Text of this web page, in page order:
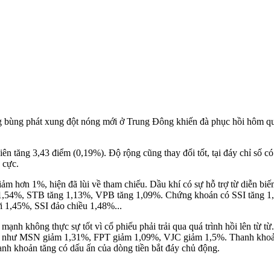
phát xung đột nóng mới ở Trung Đông khiến đà phục hồi hôm
tăng 3,43 điểm (0,19%). Độ rộng cũng thay đổi tốt, tại đáy chỉ số
cực.
hơn 1%, hiện đã lùi về tham chiếu. Dầu khí có sự hỗ trợ từ diễn
STB tăng 1,13%, VPB tăng 1,09%. Chứng khoán có SSI tăng
SSI đảo chiều 1,48%...
không thực sự tốt vì cổ phiếu phải trải qua quá trình hồi lên từ
MSN giảm 1,31%, FPT giảm 1,09%, VJC giảm 1,5%. Thanh
khoản tăng có dấu ấn của dòng tiền bắt đáy chủ động.